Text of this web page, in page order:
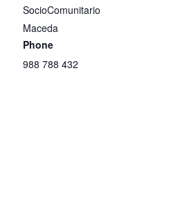
SocioComunitario
Maceda
Phone
988 788 432